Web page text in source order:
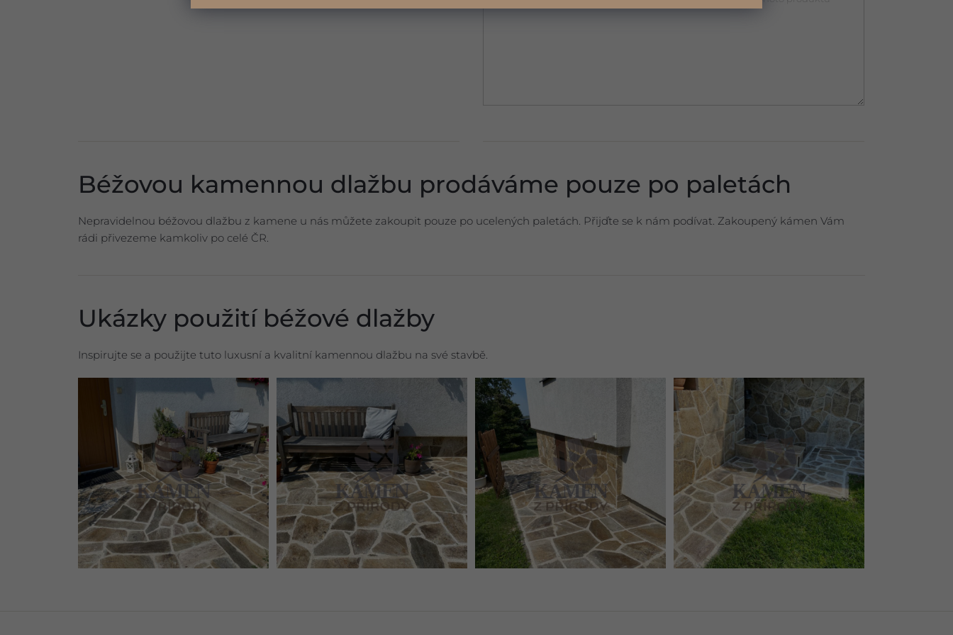
Béžovou kamennou dlažbu prodáváme pouze po paletách
Nepravidelnou béžovou dlažbu z kamene u nás můžete zakoupit pouze po ucelených paletách. Přijďte se k nám podívat. Zakoupený kámen Vám
rádi přivezeme kamkoliv po celé ČR.
Ukázky použití béžové dlažby
Inspirujte se a použijte tuto luxusní a kvalitní kamennou dlažbu na své stavbě.